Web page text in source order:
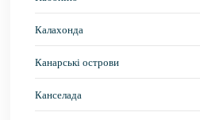
Калахонда
Канарські острови
Канселада